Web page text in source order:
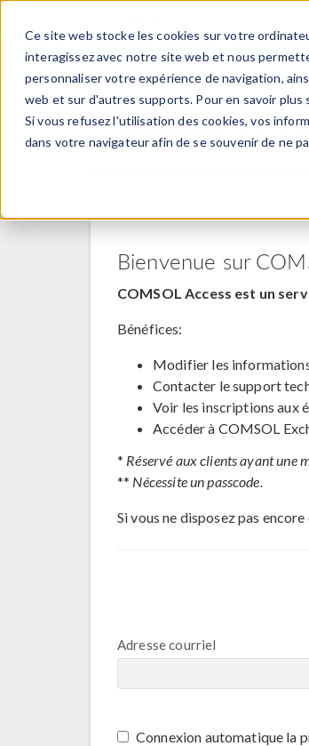
Ce site web stocke les cookies sur votre
interagissez avec notre site web et nous
personnaliser votre expérience de navigation,
web et sur d'autres supports. Pour en savoir
Si vous refusez l'utilisation des cookies, vos
dans votre navigateur afin de se souvenir de ne
COMSOL
Bienvenue sur
COMSOL Access est un
Bénéfices:
Modifier les
Contacter le support
Voir les inscriptions aux
Accéder à COMSOL
* Réservé aux clients ayant une
** Nécessite un passcode.
Si vous ne disposez pas
Adresse courriel
Connexion automatique la